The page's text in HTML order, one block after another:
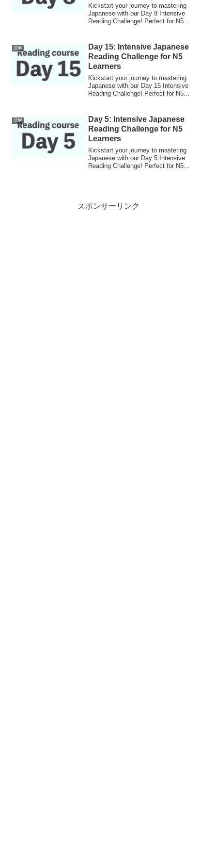
Kickstart your journey to mastering
Japanese with our Day 8 Intensive
Reading Challenge! Perfect for N5
読解
Day 15: Intensive Japanese
Reading Challenge for N5
Learners
Kickstart your journey to mastering
Japanese with our Day 15 Intensive
Reading Challenge! Perfect for N5
読解
Day 5: Intensive Japanese
Reading Challenge for N5
Learners
Kickstart your journey to mastering
Japanese with our Day 5 Intensive
Reading Challenge! Perfect for N5
スポンサーリンク